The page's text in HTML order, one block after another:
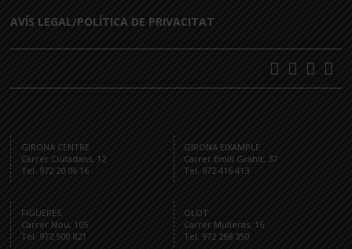
AVÍS LEGAL/POLÍTICA DE PRIVACITAT
GIRONA CENTRE
Carrer Ciutadans, 12
Tel. 972 20 06 16
GIRONA EIXAMPLE
Carrer Emili Grahit, 37
Tel. 972 416 413
FIGUERES
Carrer Nou, 105
Tel. 972 500 821
OLOT
Carrer Mulleras, 16
Tel. 972 268 350